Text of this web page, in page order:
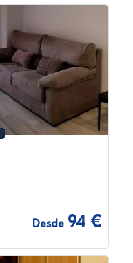
Desde 94 €